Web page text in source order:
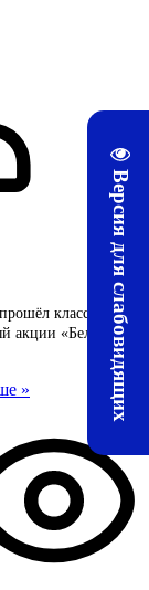
Версия для слабовидящих
классный
акции «Белый
»